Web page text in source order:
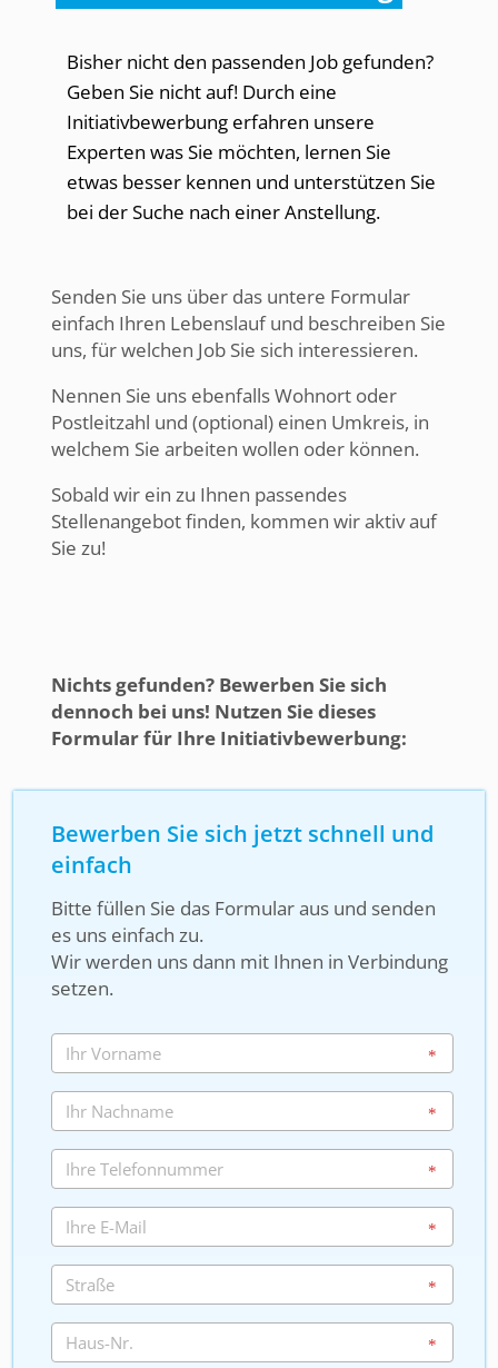
Bisher nicht den passenden Job gefunden?
Geben Sie nicht auf! Durch eine
Initiativbewerbung erfahren unsere
Experten was Sie möchten, lernen Sie
etwas besser kennen und unterstützen Sie
bei der Suche nach einer Anstellung.
Senden Sie uns über das untere Formular
einfach Ihren Lebenslauf und beschreiben Sie
uns, für welchen Job Sie sich interessieren.
Nennen Sie uns ebenfalls Wohnort oder
Postleitzahl und (optional) einen Umkreis, in
welchem Sie arbeiten wollen oder können.
Sobald wir ein zu Ihnen passendes
Stellenangebot finden, kommen wir aktiv auf
Sie zu!
Nichts gefunden? Bewerben Sie sich
dennoch bei uns! Nutzen Sie dieses
Formular für Ihre Initiativbewerbung:
Bewerben Sie sich jetzt schnell und
einfach
Bitte füllen Sie das Formular aus und senden
es uns einfach zu.
Wir werden uns dann mit Ihnen in Verbindung
setzen.